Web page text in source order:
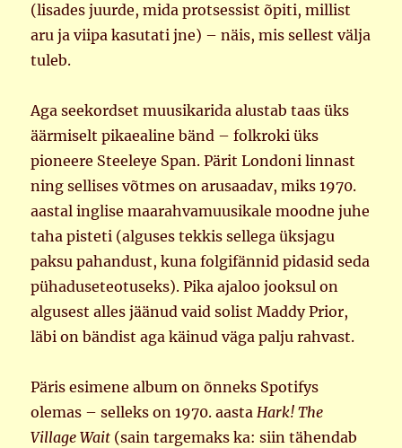
(lisades juurde, mida protsessist õpiti, millist
aru ja viipa kasutati jne) – näis, mis sellest välja
tuleb.
Aga seekordset muusikarida alustab taas üks
äärmiselt pikaealine bänd – folkroki üks
pioneere Steeleye Span. Pärit Londoni linnast
ning sellises võtmes on arusaadav, miks 1970.
aastal inglise maarahvamuusikale moodne juhe
taha pisteti (alguses tekkis sellega üksjagu
paksu pahandust, kuna folgifännid pidasid seda
pühaduseteotuseks). Pika ajaloo jooksul on
algusest alles jäänud vaid solist Maddy Prior,
läbi on bändist aga käinud väga palju rahvast.
Päris esimene album on õnneks Spotifys
olemas – selleks on 1970. aastaHark! The
Village Wait (sain targemaks ka: siin tähendab